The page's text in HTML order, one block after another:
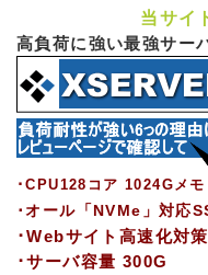
当サイ
高負荷に強い最強サー
･CPU128コア 1024Gメモ
･オール「NVMe」対応
･Webサイト高速化対策
･サーバ容量 300G